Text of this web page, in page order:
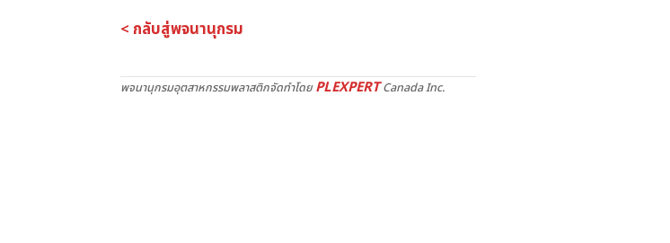
< กลับสู่พจนานุกรม
พจนานุกรมอุตสาหกรรมพลาสติกจัดทำโดยPLEXPERTCanada Inc.